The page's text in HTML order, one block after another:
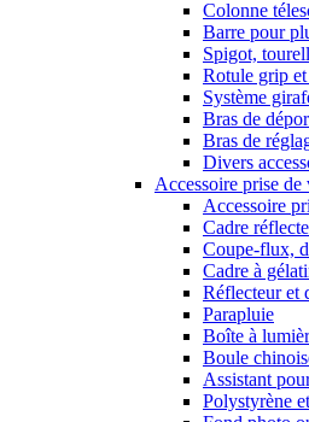
Colonne
Barre pour
Spigot,
Rotule grip
Système
Bras de
Bras de
Divers
Accessoire prise de
Accessoire
Cadre
Coupe-flux,
Cadre à
Réflecteur et
Parapluie
Boîte à
Boule
Assistant
Polystyrène